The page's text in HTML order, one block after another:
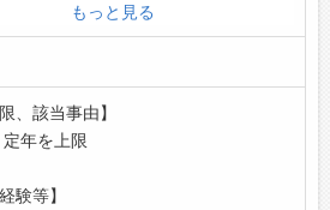
等
より新潟県立吉田病院は指定管理
し、医療
会が病院の管理・運営を担っておりま
もっと見る
、該当事由】
年を上限
験等】